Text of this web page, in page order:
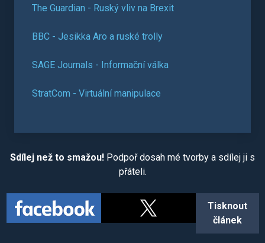
The Guardian - Ruský vliv na Brexit
BBC - Jesikka Aro a ruské trolly
SAGE Journals - Informační válka
StratCom - Virtuální manipulace
Sdílej než to smažou! Podpoř dosah mé tvorby a sdílej ji s
přáteli.
Tisknout
článek